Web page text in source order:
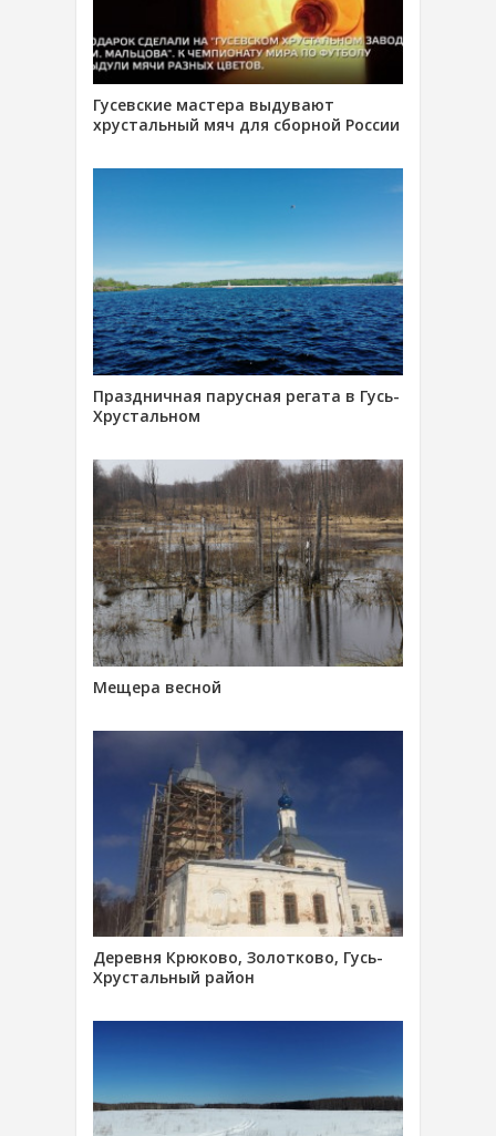
Гусевские мастера выдувают
хрустальный мяч для сборной России
Праздничная парусная регата в Гусь-
Хрустальном
Мещера весной
Деревня Крюково, Золотково, Гусь-
Хрустальный район